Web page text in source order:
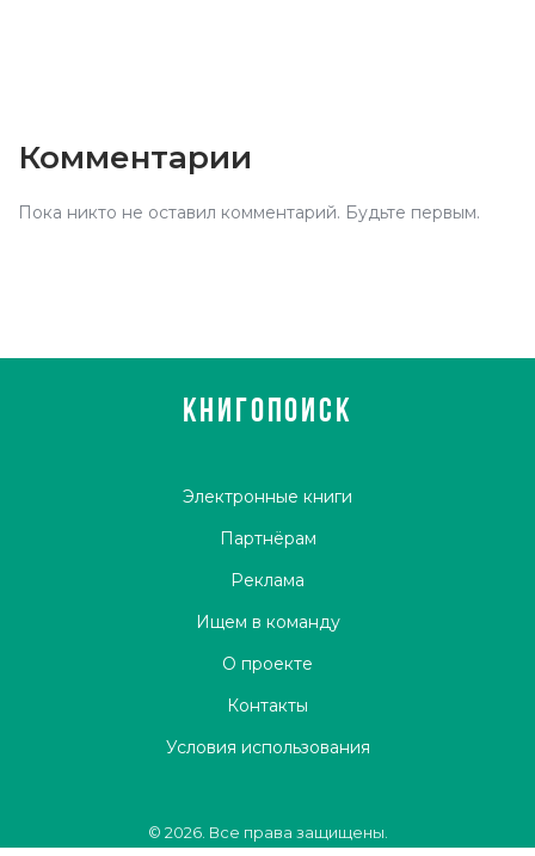
Комментарии
Пока никто не оставил комментарий. Будьте первым.
КНИГОПОИСК
Электронные книги
Партнёрам
Реклама
Ищем в команду
О проекте
Контакты
Условия использования
© 2026. Все права защищены.